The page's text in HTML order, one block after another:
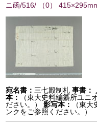
ニ函/516/ （0）
宛名書： 三七殿制札 事書：
本：
（東大史料編纂所ユニ
ださい。）
影写本：
（東
ンクをご参照ください。）